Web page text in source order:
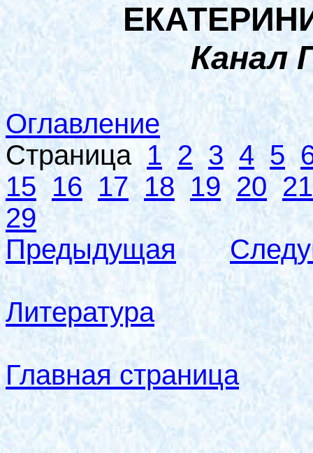
Канал
Оглавление
Страница 1 2 3 4 5
15 16 17 18 19 20 21
29
Предыдущая
Литература
Главная страница